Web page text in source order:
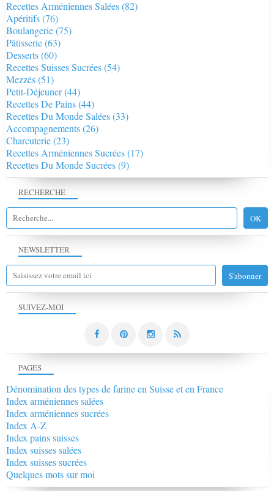
NEWSLETTER
SUIVEZ-MOI
RECHERCHE
PAGES
Dénomination des types de farine en Suisse et en France
Index arméniennes salées
Index arméniennes sucrées
Index A-Z
Index pains suisses
Index suisses salées
Index suisses sucrées
Quelques mots sur moi
Recettes Arméniennes Salées(82)
Apéritifs(76)
Boulangerie(75)
Pâtisserie(63)
Desserts(60)
Recettes Suisses Sucrées(54)
Mezzés(51)
Petit-Déjeuner(44)
Recettes De Pains(44)
Recettes Du Monde Salées(33)
Accompagnements(26)
Charcuterie(23)
Recettes Arméniennes Sucrées(17)
Recettes Du Monde Sucrées(9)